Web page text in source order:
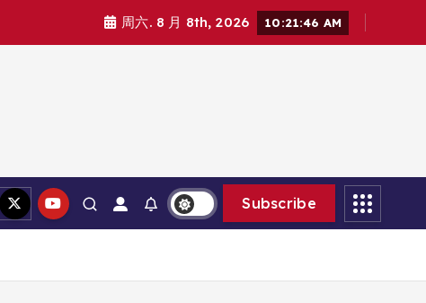
周六. 8 月 8th, 2026 10:21:47 AM
Subscribe